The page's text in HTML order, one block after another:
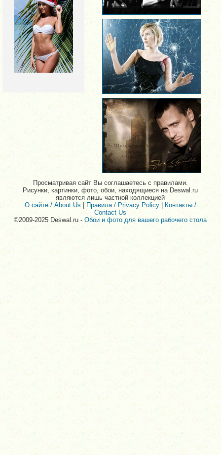
Просматривая сайт Вы соглашаетесь с правилами.
Рисунки, картинки, фото, обои, находящиеся на Deswal.ru
являются лишь частной коллекцией
О сайте / About Us
Правила / Privacy Policy| Контакты /
Contact Us
©2009-2025 Deswal.ru -Обои и фото для вашего рабочего стола